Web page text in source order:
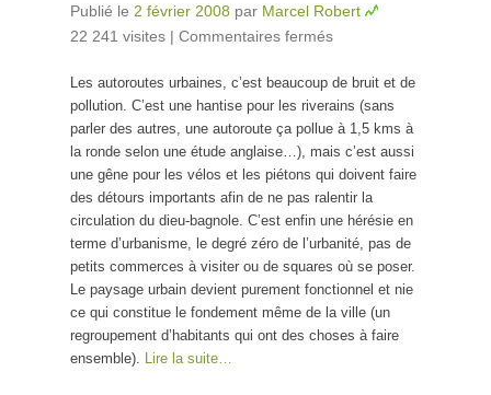
Publié le 2 février 2008 par Marcel Robert
22 241 visites | Commentaires fermés
autoroutes
urbaines
Les autoroutes urbaines, c’est beaucoup de bruit et de
pollution. C’est une hantise pour les riverains (sans
parler des autres, une autoroute ça pollue à 1,5 kms à
la ronde selon une étude anglaise…), mais c’est aussi
une gêne pour les vélos et les piétons qui doivent faire
des détours importants afin de ne pas ralentir la
circulation du dieu-bagnole. C’est enfin une hérésie en
terme d’urbanisme, le degré zéro de l’urbanité, pas de
petits commerces à visiter ou de squares où se poser.
Le paysage urbain devient purement fonctionnel et nie
ce qui constitue le fondement même de la ville (un
regroupement d’habitants qui ont des choses à faire
ensemble). Lire la suite…